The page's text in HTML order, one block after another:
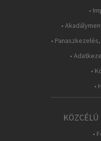
•
•
•
•
•
•
•